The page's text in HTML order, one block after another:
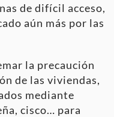
de difícil acceso,
aún más por las
la precaución
de las viviendas,
mediante
cisco… para